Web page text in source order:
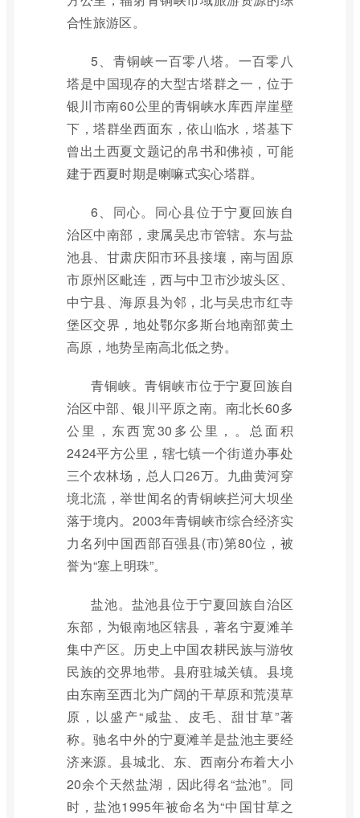
合性旅游区。
5、青铜峡一百零八塔。一百零八
塔是中国现存的大型古塔群之一，位于
银川市南60公里的青铜峡水库西岸崖壁
下，塔群坐西面东，依山临水，塔基下
曾出土西夏文题记的帛书和佛祯，可能
建于西夏时期是喇嘛式实心塔群。
6、同心。同心县位于宁夏回族自
治区中南部，隶属吴忠市管辖。东与盐
池县、甘肃庆阳市环县接壤，南与固原
市原州区毗连，西与中卫市沙坡头区、
中宁县、海原县为邻，北与吴忠市红寺
堡区交界，地处鄂尔多斯台地南部黄土
高原，地势呈南高北低之势。
青铜峡。青铜峡市位于宁夏回族自
治区中部、银川平原之南。南北长60多
公里，东西宽30多公里，。总面积
2424平方公里，辖七镇一个街道办事处
三个农林场，总人口26万。九曲黄河穿
境北流，举世闻名的青铜峡拦河大坝坐
落于境内。2003年青铜峡市综合经济实
力名列中国西部百强县(市)第80位，被
誉为“塞上明珠”。
盐池。盐池县位于宁夏回族自治区
东部，为银南地区辖县，著名宁夏滩羊
集中产区。历史上中国农耕民族与游牧
民族的交界地带。县府驻城关镇。县境
由东南至西北为广阔的干草原和荒漠草
原，以盛产“咸盐、皮毛、甜甘草”著
称。驰名中外的宁夏滩羊是盐池主要经
济来源。县城北、东、西南分布着大小
20余个天然盐湖，因此得名“盐池”。同
时，盐池1995年被命名为“中国甘草之